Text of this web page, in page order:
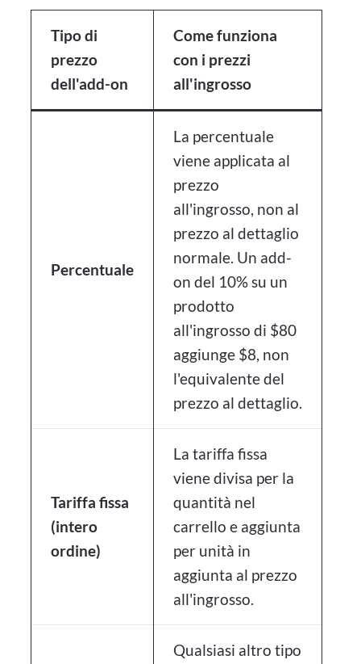
Tipo di
prezzo
dell'add-on
Come funziona
con i prezzi
all'ingrosso
Percentuale
La percentuale
viene applicata al
prezzo
all'ingrosso, non al
prezzo al dettaglio
normale. Un add-
on del 10% su un
prodotto
all'ingrosso di $80
aggiunge $8, non
l'equivalente del
prezzo al dettaglio.
Tariffa fissa
(intero
ordine)
La tariffa fissa
viene divisa per la
quantità nel
carrello e aggiunta
per unità in
aggiunta al prezzo
all'ingrosso.
Qualsiasi altro tipo